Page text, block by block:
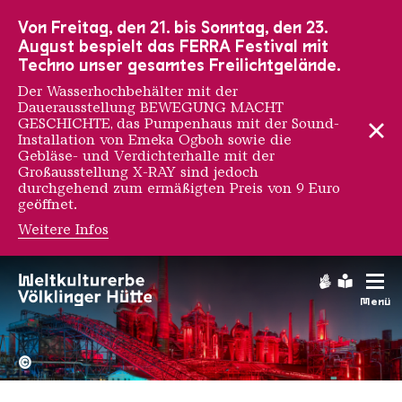
Menü
Rosalind Franklin
Hochofengruppe in Rot
Copyright:
©
Von Freitag, den 21. bis Sonntag, den 23.
August bespielt das FERRA Festival mit
Techno unser gesamtes Freilichtgelände.
Der Wasserhochbehälter mit der
Dauerausstellung BEWEGUNG MACHT
GESCHICHTE, das Pumpenhaus mit der Sound-
Installation von Emeka Ogboh sowie die
Gebläse- und Verdichterhalle mit der
Großausstellung X-RAY sind jedoch
durchgehend zum ermäßigten Preis von 9 Euro
geöffnet.
Weitere Infos